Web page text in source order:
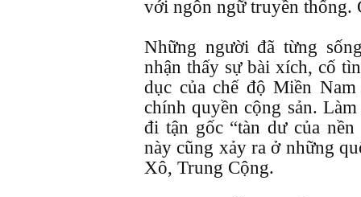
với ngôn ngữ truyền thống.
Những người đã từng
nhận thấy sự bài xích, cố
dục của chế độ Miền
chính quyền cộng sản.
đi tận gốc “tàn dư của
này cũng xảy ra ở những
Xô, Trung Cộng.